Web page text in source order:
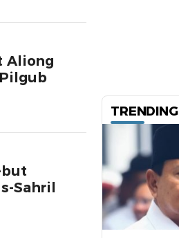
Aliong
Sahril
TRENDING